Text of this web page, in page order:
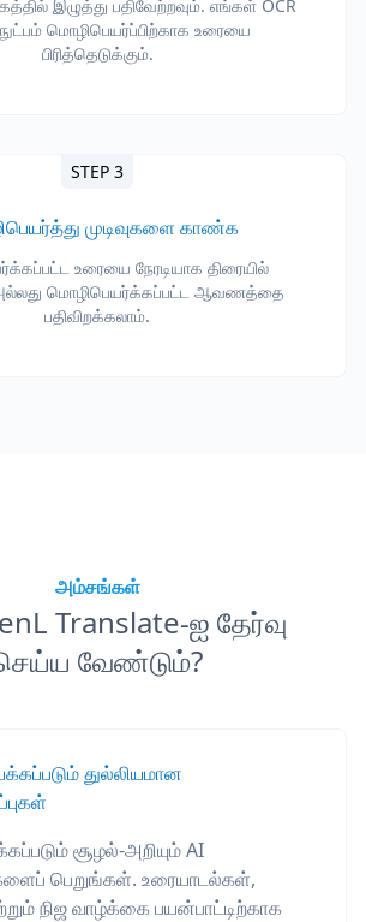
இழுத்து பதிவேற்றவும். எங்கள் OCR
மொழிபெயர்ப்பிற்காக உரையை
பிரித்தெடுக்கும்.
STEP 3
முடிவுகளை காண்க
உரையை நேரடியாக திரையில்
மொழிபெயர்க்கப்பட்ட ஆவணத்தை
பதிவிறக்கலாம்.
அம்சங்கள்
Translate-ஐ தேர்வு
வேண்டும்?
துல்லியமான
சூழல்-அறியும் AI
பெறுங்கள். உரையாடல்கள்,
நிஜ வாழ்க்கை பயன்பாட்டிற்காக